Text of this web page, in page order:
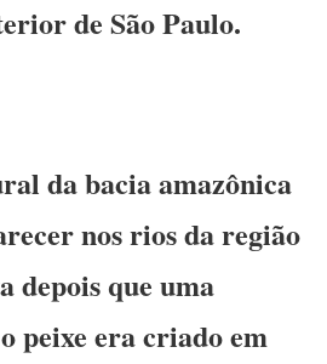
de São Paulo.
da bacia amazônica
nos rios da região
depois que uma
peixe era criado em